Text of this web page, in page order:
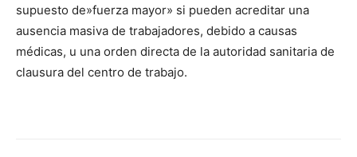
supuesto de»fuerza mayor» si pueden acreditar una
ausencia masiva de trabajadores, debido a causas
médicas, u una orden directa de la autoridad sanitaria de
clausura del centro de trabajo.